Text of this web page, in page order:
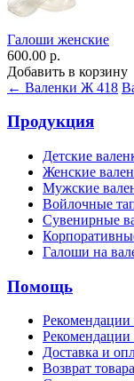
Галоши женские
600.00 р.
Добавить в корзину
← Валенки Ж 418
Продукция
Детские
Женские
Мужские
Войлочные
Сувенирные
Галоши на
Помощь
Рекомендации
Рекомендации
Доставка и
Возврат товара